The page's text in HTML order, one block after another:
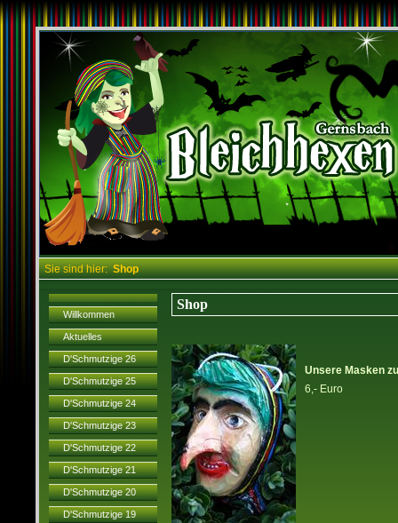
Sie sind hier:Shop
Willkommen
Aktuelles
D'Schmutzige 26
D'Schmutzige 25
D'Schmutzige 24
D'Schmutzige 23
D'Schmutzige 22
D'Schmutzige 21
D'Schmutzige 20
D'Schmutzige 19
Shop
Unsere Masken
6,- Euro